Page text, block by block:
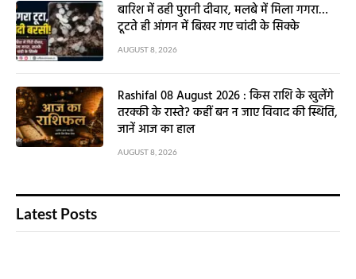
बारिश में ढही पुरानी दीवार, मलबे में मिला गगरा…
टूटते ही आंगन में बिखर गए चांदी के सिक्के
AUGUST 8, 2026
Rashifal 08 August 2026 : किस राशि के खुलेंगे
तरक्की के रास्ते? कहीं बन न जाए विवाद की स्थिति,
जानें आज का हाल
AUGUST 8, 2026
Latest Posts